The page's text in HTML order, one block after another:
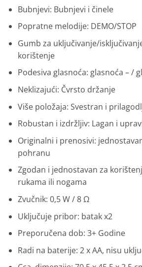
Bubnjevi: Bubnjevi i činele
Popratne melodije: DEMO/STOP
Gumb za uključivanje/
korištenje
Podesiva glasnoća: glasnoća – /
Neklizajući: Čvrsto držanje
Više položaja: Svestran i
Robustan i izdržljiv: Lagan i
Originalni i prenosivi:
pohranu
Zgodan i jednostavan za
rukama ili nogama
Zvučnik: 0,5 W / 8 Ω
Uključuje pribor: batak x2
Preporučena dob: 3+ Godine
Radi na baterije: 2 x AA, nisu